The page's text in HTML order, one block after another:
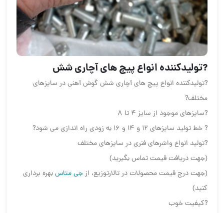
?تولیدکننده انواع پیچ های آچاری شش
?تولیدکننده انواع پیچ های آچاری شش گوش آهنی در سایزهای
مختلف?
?سایزهای موجود از سایز ۴ تا ۸
? خط تولید سایزهای ۱۲ و ۱۴ و ۱۶ به زودی راه اندازی می شود?
?تولید انواع واشرهای فنری در سایزهای مختلف
(جهت دریافت قیمت تماس بگیرید)
(جهت درج قیمت محصولات در تالارتوزیع، ازجی متاسبهره برداری
کنید)
?کیفیت خوب